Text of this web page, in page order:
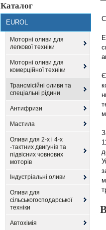
Каталог
EUROL
Моторні оливи для
легкової техніки
Моторні оливи для
комерційної техніки
Трансмісійні оливи та
спеціальні рідини
Антифризи
Мастила
Оливи для 2-х і 4-х
-тактних двигунів та
підвісних човнових
моторів
Індустріальні оливи
Оливи для
сільськогосподарської
техніки
Автохімія